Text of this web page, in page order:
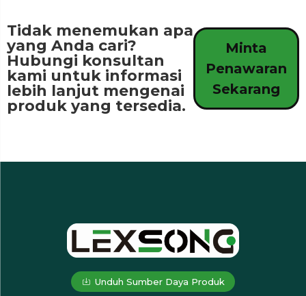
Tidak menemukan apa
yang Anda cari?
Hubungi konsultan
kami untuk informasi
lebih lanjut mengenai
produk yang tersedia.
Minta
Penawaran
Sekarang
Unduh Sumber Daya Produk